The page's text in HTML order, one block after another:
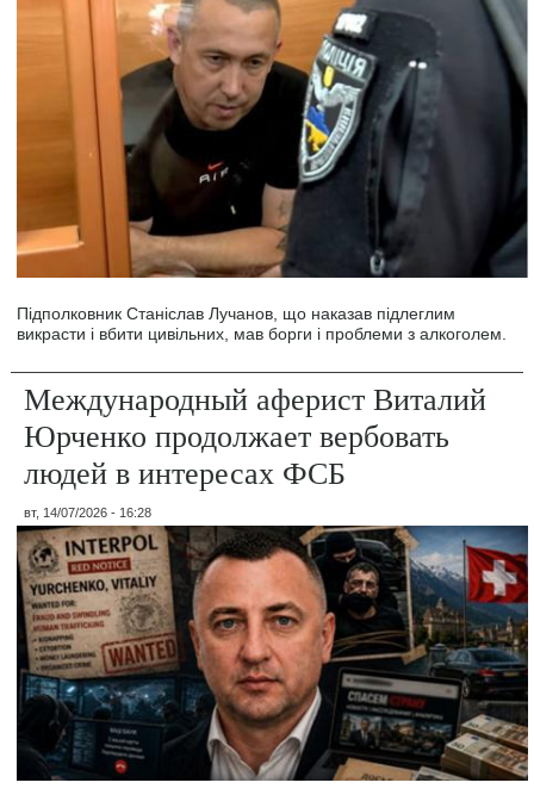
Підполковник Станіслав Лучанов, що наказав підлеглим
викрасти і вбити цивільних, мав борги і проблеми з алкоголем.
Международный аферист Виталий
Юрченко продолжает вербовать
людей в интересах ФСБ
вт, 14/07/2026 - 16:28